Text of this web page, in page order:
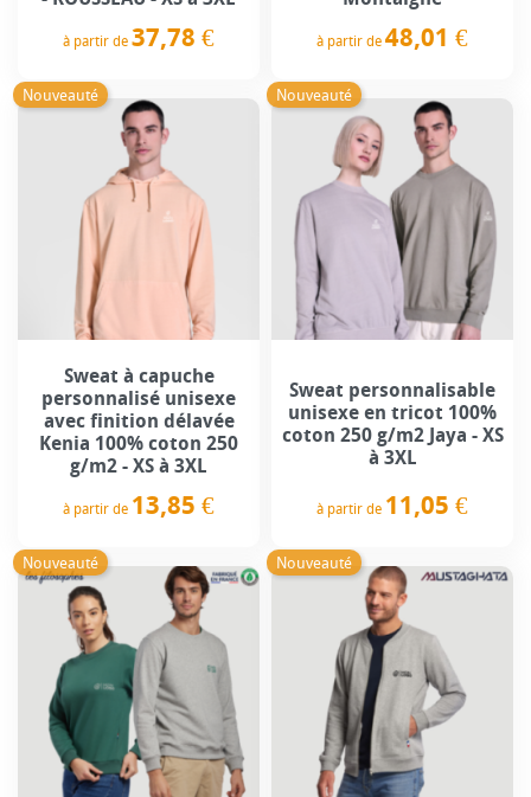
à partir de 37,78 € à partir de 48,01 €
Nouveauté
Sweat à capuche
personnalisé unisexe
avec finition délavée
Kenia 100% coton 250
g/m2 - XS à 3XL
à partir de 13,85 €
Nouveauté
Sweat personnalisable
unisexe en tricot 100%
coton 250 g/m2 Jaya - XS
à 3XL
à partir de 11,05 €
Nouveauté Nouveauté